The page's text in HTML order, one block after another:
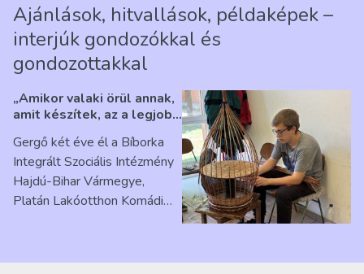
Ajánlások, hitvallások, példaképek –
interjúk gondozókkal és
gondozottakkal
„Amikor valaki örül annak,
amit készítek, az a legjobb
Ribárszky Gergő ellátottal
Gergő két éve él a Bíborka
Integrált Szociális Intézmény
Hajdú-Bihar Vármegye,
Platán Lakóotthon Komádi